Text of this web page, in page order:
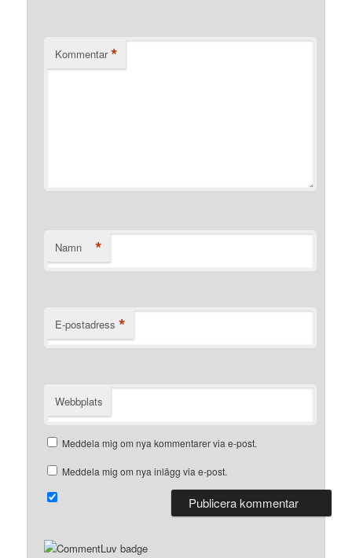
Kommentar *
Namn *
E-postadress *
Webbplats
Meddela mig om nya kommentarer via e-post.
Meddela mig om nya inlägg via e-post.